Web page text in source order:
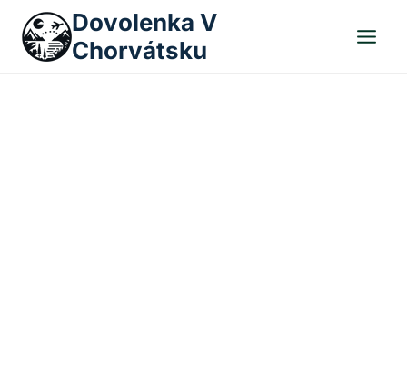
content
Dovolenka V
Chorvátsku